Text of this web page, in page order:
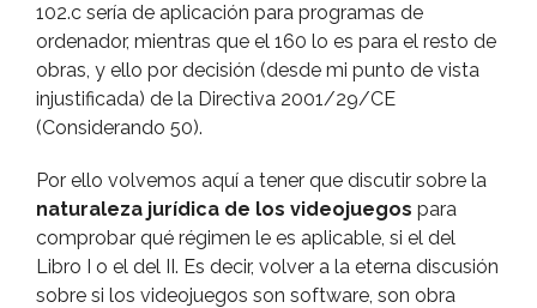
102.c serí­a de aplicación para programas de
ordenador, mientras que el 160 lo es para el resto de
obras, y ello por decisión (desde mi punto de vista
injustificada) de la Directiva 2001/29/CE
(Considerando 50).
Por ello volvemos aquí­ a tener que discutir sobre la
naturaleza jurí­dica de los videojuegos para
comprobar qué régimen le es aplicable, si el del
Libro I o el del II. Es decir, volver a la eterna discusión
sobre si los videojuegos son software, son obra